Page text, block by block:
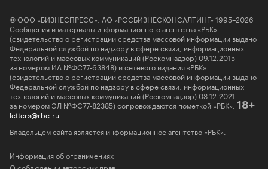
© ООО «БИЗНЕСПРЕСС», АО «РОСБИЗНЕСКОНСАЛТИНГ» 1995–2026
Сообщения и материалы информационного агентства «РБК»
(свидетельство о регистрации средства массовой информации выдано
Федеральной службой по надзору в сфере связи, информационных
технологий и массовых коммуникаций (Роскомнадзор) 09.12.2015
за номером ИА №ФС77-63848) и сетевого издания «РБК»
(свидетельство о регистрации средства массовой информации выдано
Федеральной службой по надзору в сфере связи, информационных
технологий и массовых коммуникаций (Роскомнадзор) 03.12.2021
за номером ЭЛ №ФС77-82385) сопровождаются пометкой «РБК». 18+
letters@rbc.ru
Владельцем сайта является информационное агентство «РБК».
Информация об ограничениях
О соблюдении авторских прав